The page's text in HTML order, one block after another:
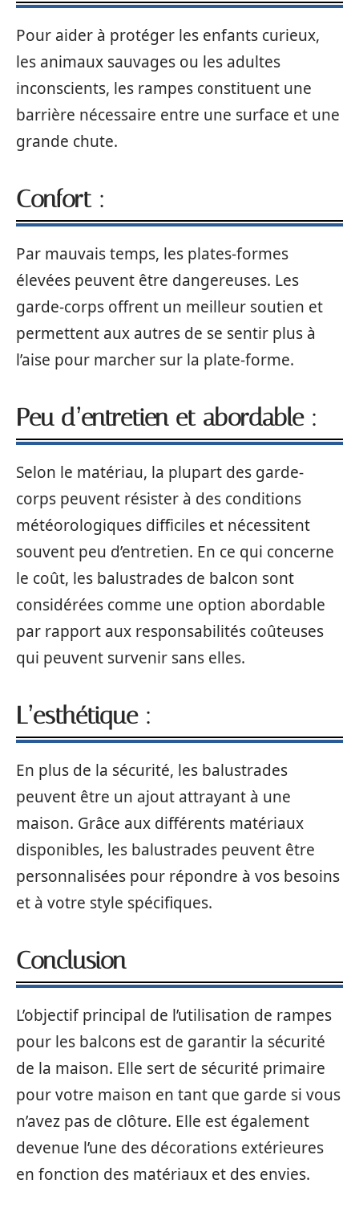
Pour aider à protéger les enfants curieux,
les animaux sauvages ou les adultes
inconscients, les rampes constituent une
barrière nécessaire entre une surface et une
grande chute.
Confort :
Par mauvais temps, les plates-formes
élevées peuvent être dangereuses. Les
garde-corps offrent un meilleur soutien et
permettent aux autres de se sentir plus à
l’aise pour marcher sur la plate-forme.
Peu d’entretien et abordable :
Selon le matériau, la plupart des garde-
corps peuvent résister à des conditions
météorologiques difficiles et nécessitent
souvent peu d’entretien. En ce qui concerne
le coût, les balustrades de balcon sont
considérées comme une option abordable
par rapport aux responsabilités coûteuses
qui peuvent survenir sans elles.
L’esthétique :
En plus de la sécurité, les balustrades
peuvent être un ajout attrayant à une
maison. Grâce aux différents matériaux
disponibles, les balustrades peuvent être
personnalisées pour répondre à vos besoins
et à votre style spécifiques.
Conclusion
L’objectif principal de l’utilisation de rampes
pour les balcons est de garantir la sécurité
de la maison. Elle sert de sécurité primaire
pour votre maison en tant que garde si vous
n’avez pas de clôture. Elle est également
devenue l’une des décorations extérieures
en fonction des matériaux et des envies.